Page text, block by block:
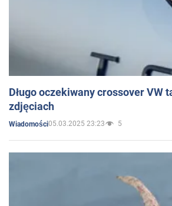
Długo oczekiwany crossover VW
zdjęciach
Wiadomości05.03.2025 23:23 5